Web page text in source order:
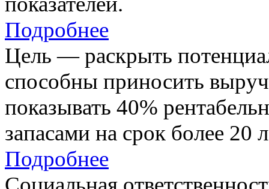
Подробнее
Цель — раскрыть
способны приносить
показывать 40%
запасами на срок более 20
Подробнее